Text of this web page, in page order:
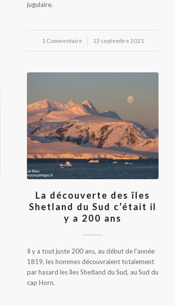
jugulaire.
1 Commentaire
/ 13 septembre 2021
La découverte des îles
Shetland du Sud c’était il
y a 200 ans
Il y a tout juste 200 ans, au début de l'année
1819, les hommes découvraient totalement
par hasard les îles Shetland du Sud, au Sud du
cap Horn.